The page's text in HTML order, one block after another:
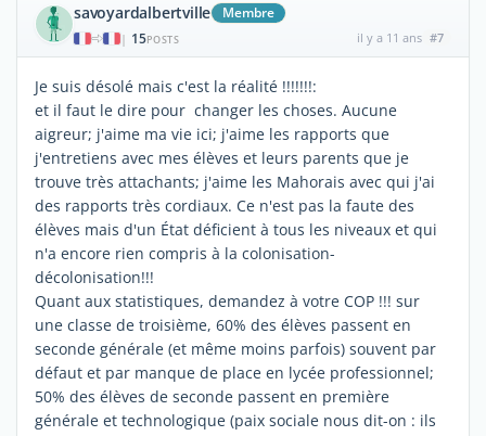
savoyardalbertville Membre
| 15POSTS il y a 11 ans #7
Je suis désolé mais c'est la réalité !!!!!!!:
et il faut le dire pour changer les choses. Aucune
aigreur; j'aime ma vie ici; j'aime les rapports que
j'entretiens avec mes élèves et leurs parents que je
trouve très attachants; j'aime les Mahorais avec qui j'ai
des rapports très cordiaux. Ce n'est pas la faute des
élèves mais d'un État déficient à tous les niveaux et qui
n'a encore rien compris à la colonisation-
décolonisation!!!
Quant aux statistiques, demandez à votre COP !!! sur
une classe de troisième, 60% des élèves passent en
seconde générale (et même moins parfois) souvent par
défaut et par manque de place en lycée professionnel;
50% des élèves de seconde passent en première
générale et technologique (paix sociale nous dit-on : ils